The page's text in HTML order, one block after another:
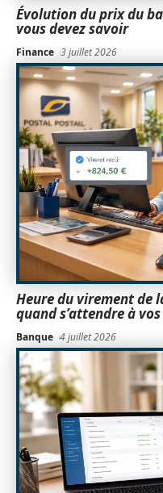
Évolution du prix du
vous devez savoir
Finance 3 juillet 2026
Heure du virement de
quand s’attendre à
Banque 4 juillet 2026